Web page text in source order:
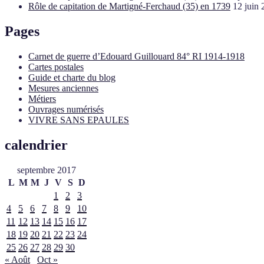
Rôle de capitation de Martigné-Ferchaud (35) en 1739 12 juin
Pages
Carnet de guerre d’Edouard Guillouard 84° RI 1914-1918
Cartes postales
Guide et charte du blog
Mesures anciennes
Métiers
Ouvrages numérisés
VIVRE SANS EPAULES
calendrier
septembre 2017
L M M J V S D
1
2
3
4
5 6 7 8 9
10
11 12 13 14 15 16 17
18 19 20 21 22 23 24
25 26 27 28 29 30
« Août
Oct »